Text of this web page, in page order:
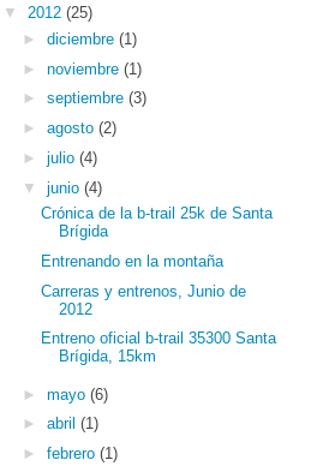
▼ 2012 (25)
► diciembre (1)
► noviembre (1)
► septiembre (3)
► agosto (2)
► julio (4)
▼ junio (4)
Crónica de la b-trail 25k de Santa
Brígida
Entrenando en la montaña
Carreras y entrenos, Junio de
2012
Entreno oficial b-trail 35300 Santa
Brígida, 15km
► mayo (6)
► abril (1)
► febrero (1)